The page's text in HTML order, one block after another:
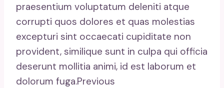
praesentium voluptatum deleniti atque
corrupti quos dolores et quas molestias
excepturi sint occaecati cupiditate non
provident, similique sunt in culpa qui officia
deserunt mollitia animi, id est laborum et
dolorum fuga.Previous